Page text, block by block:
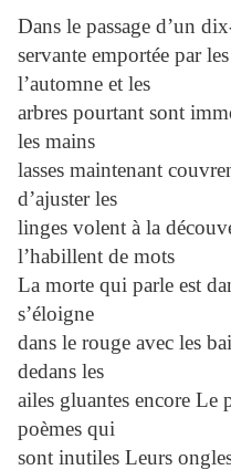
Dans le passage d’un
servante emportée par
l’automne et les
arbres pourtant sont
les mains
lasses maintenant
d’ajuster les
linges volent à la
l’habillent de mots
La morte qui parle est
s’éloigne
dans le rouge avec les
dedans les
ailes gluantes encore Le
poèmes qui
sont inutiles Leurs